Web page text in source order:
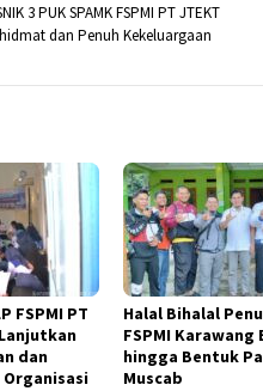
3 PUK SPAMK FSPMI PT JTEKT
dan Penuh Kekeluargaan
FSPMI PT
dan
Halal Bihalal
FSPMI Karawang
hingga Bentuk
Muscab